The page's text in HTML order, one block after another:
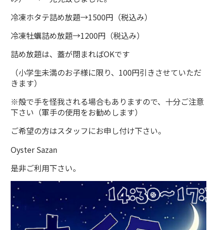
冷凍ホタテ詰め放題→1500円（税込み）
冷凍牡蠣詰め放題→1200円（税込み）
詰め放題は、蓋が閉まればOKです
（小学生未満のお子様に限り、100円引きさせていただ
きます）
※殻で手を怪我される場合もありますので、十分ご注意
下さい（軍手の使用をお勧めします）
ご希望の方はスタッフにお申し付け下さい。
Oyster Sazan
是非ご利用下さい。